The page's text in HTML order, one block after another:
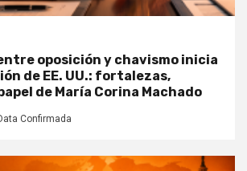
oposición y chavismo inicia
de EE. UU.: fortalezas,
de María Corina Machado
Confirmada